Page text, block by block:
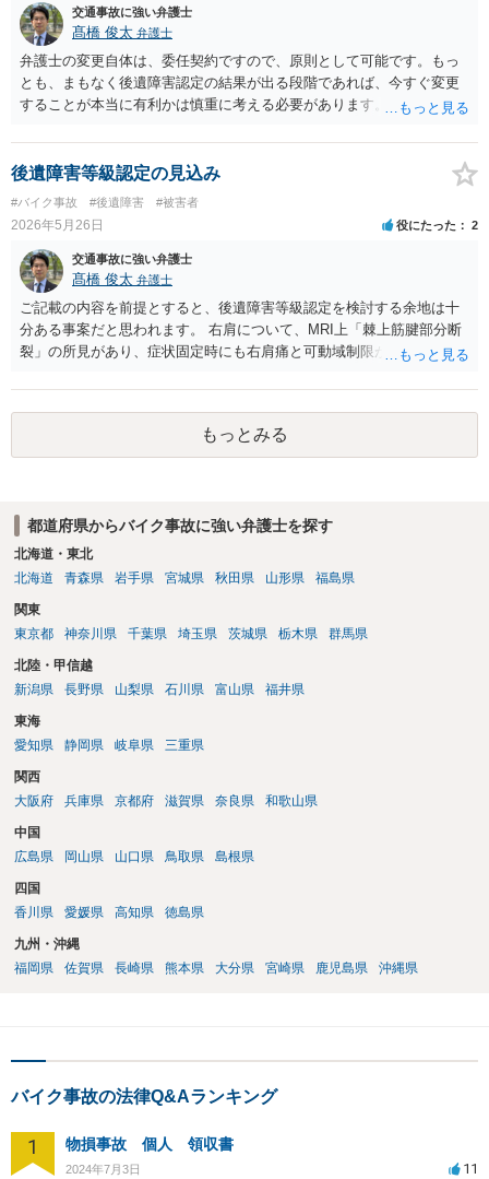
由で非該当と判断しているようです。つまり、「棘上筋部分断裂」と
いう診断名自体を無視しているというより、それが本件事故による外
傷性の障害として裏付けられているかという点で否定的に見られてい
るものと思われます。 納得できない場合には、異議申立てを検討する
ことになりますが、単に「痛みが残っている」「MRIで部分断裂と診
断されている」と主張するだけでは、結論が変わらない可能性が高い
です。異議申立てでは、事故前に肩症状がなかったこと、事故態様か
ら右肩に相当な外力が加わったこと、事故後早期から右肩症状が一貫
していること、画像所見が事故による外傷性変化と評価できること、
可動域制限の原因が医学的に説明できることなどを、追加資料で補う
必要があります。具体的には、主治医又は画像診断医の意見書、MRI
画像の再読影、事故直後からの診療録、可動域検査の推移、症状の一
貫性を示す資料などを確認することが考えられます。 現在依頼されて
いる弁護士に対し、非該当理由を踏まえて、どの点を追加立証できる
のか、医師の意見書や画像鑑定を取得すべきかを確認されるとよいで
しょう。
交通事故に強い弁護士
髙橋 俊太 弁護士
弁護士の変更自体は、委任契約ですので、原則として可能です。もっ
とも、まもなく後遺障害認定の結果が出る段階であれば、今すぐ変更
することが本当に有利かは慎重に考える必要があります。すでに申請
なくとも初回認定の結果自体には影響を与えられるわけではないと思
われます。右肩の棘上筋部分断裂、通院８か月半、実通院６８回とい
う事情があるのであれば、後遺障害認定の可能性が全くない事案とは
いえないと思います。ただし、認定の可否は通院期間や通院回数だけ
でなく、画像所見、可動域制限、症状の一貫性、事故態様、後遺障害
診断書の記載内容等によって判断されます。 まずは担当弁護士本人
に、申請内容、提出資料、見通し、非該当だった場合の異議申立て方
針について直接確認されるのがよいと思います。弁護士費用特約を利
用している場合でも、弁護士変更が可能なことはありますが、保険会
社への確認や、既に発生している費用・費用上限との関係を確認して
後遺障害等級認定の見込み
#バイク事故 #後遺障害 #被害者
2026年5月26日 役にたった 2
交通事故に強い弁護士
髙橋 俊太 弁護士
ご記載の内容を前提とすると、後遺障害等級認定を検討する余地は十
分ある事案だと思われます。 右肩について、MRI上「棘上筋腱部分断
裂」の所見があり、症状固定時にも右肩痛と可動域制限が残存してい
り得る事案です。 肩関節の可動域については、主要運動である屈曲・
外転が健側の約２分の１に制限されているとのことですので、数値上
は肩関節の機能障害として１０級１０号や１２級６号などの後遺障害
が検討対象になり得ると考えられます。もっとも、実際の認定では、
無、治療経過、医師の後遺障害診断書の記載内容などが総合的に検討
されます。事故から２か月後にMRIで判明したとのことですので、そ
の間も一貫して肩の痛みや可動域制限を訴えていたかが重要です。ま
ではなく外傷性を主張するうえで意味を持つ可能性があります。一方
で、骨挫傷や骨折所見がないこと、骨内ガングリオン等の記載がある
ことから、自賠責側が既往・変性を問題にする可能性もあるように思
自動・他動可動域、MRI所見、日常生活・仕事上の支障を具体的に記
載してもらうことが重要です。MRI画像、診療録、リハビリ記録、事
故直後からの症状経過も確認したうえで申請することが望ましいでし
もっとみる
都道府県からバイク事故に強い弁護士を探す
北海道・東北
北海道
青森県 岩手県 宮城県 秋田県 山形県 福島県
関東
東京都
神奈川県 千葉県 埼玉県 茨城県 栃木県 群馬県
北陸・甲信越
新潟県
長野県 山梨県 石川県 富山県 福井県
東海
愛知県
静岡県 岐阜県 三重県
関西
大阪府
兵庫県 京都府 滋賀県 奈良県 和歌山県
中国
広島県
岡山県 山口県 鳥取県 島根県
四国
香川県
愛媛県 高知県 徳島県
九州・沖縄
福岡県
佐賀県 長崎県 熊本県 大分県 宮崎県 鹿児島県 沖縄県
バイク事故の法律Q&Aランキング
1 物損事故 個人 領収書
2024年7月3日 11